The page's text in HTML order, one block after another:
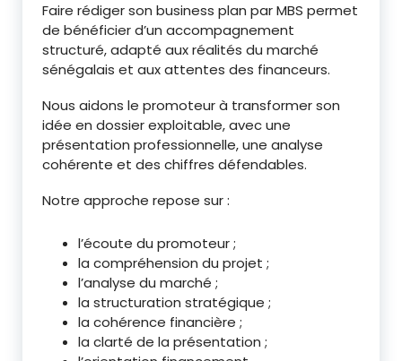
Faire rédiger son business plan par MBS permet
de bénéficier d’un accompagnement
structuré, adapté aux réalités du marché
sénégalais et aux attentes des financeurs.
Nous aidons le promoteur à transformer son
idée en dossier exploitable, avec une
présentation professionnelle, une analyse
cohérente et des chiffres défendables.
Notre approche repose sur :
l’écoute du promoteur ;
la compréhension du projet ;
l’analyse du marché ;
la structuration stratégique ;
la cohérence financière ;
la clarté de la présentation ;